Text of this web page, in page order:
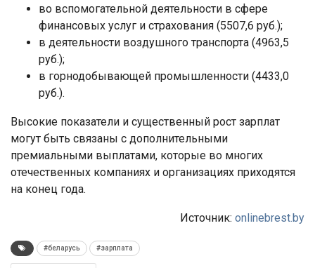
во вспомогательной деятельности в сфере
финансовых услуг и страхования (5507,6 руб.);
в деятельности воздушного транспорта (4963,5
руб.);
в горнодобывающей промышленности (4433,0
руб.).
Высокие показатели и существенный рост зарплат
могут быть связаны с дополнительными
премиальными выплатами, которые во многих
отечественных компаниях и организациях приходятся
на конец года.
Источник: onlinebrest.by
#беларусь #зарплата